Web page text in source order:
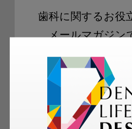
歯科に関するお役
メールマガジン
ご登録いただいた職種
科衛生士、歯科技工士
容のメールマガジンを